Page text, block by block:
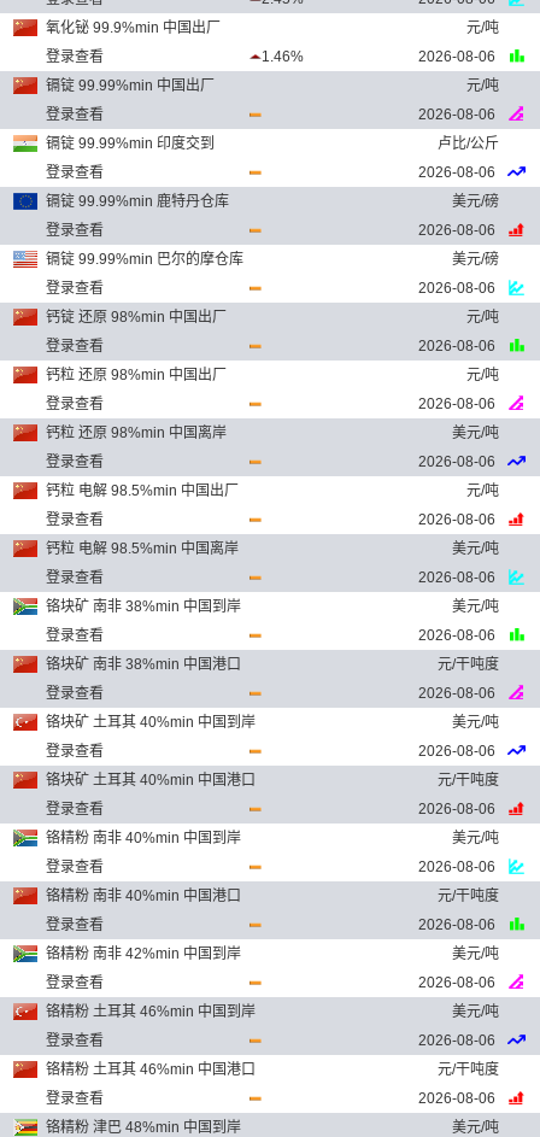
氧化铋 99.9%min 中国出厂
元/吨
登录查看
1.46%
2026-08-06
镉锭 99.99%min 中国出厂
元/吨
登录查看
2026-08-06
镉锭 99.99%min 印度交到
卢比/公斤
登录查看
2026-08-06
镉锭 99.99%min 鹿特丹仓库
美元/磅
登录查看
2026-08-06
镉锭 99.99%min 巴尔的摩仓库
美元/磅
登录查看
2026-08-06
钙锭 还原 98%min 中国出厂
元/吨
登录查看
2026-08-06
钙粒 还原 98%min 中国出厂
元/吨
登录查看
2026-08-06
钙粒 还原 98%min 中国离岸
美元/吨
登录查看
2026-08-06
钙粒 电解 98.5%min 中国出厂
元/吨
登录查看
2026-08-06
钙粒 电解 98.5%min 中国离岸
美元/吨
登录查看
2026-08-06
铬块矿 南非 38%min 中国到岸
美元/吨
登录查看
2026-08-06
铬块矿 南非 38%min 中国港口
元/干吨度
登录查看
2026-08-06
铬块矿 土耳其 40%min 中国到岸
美元/吨
登录查看
2026-08-06
铬块矿 土耳其 40%min 中国港口
元/干吨度
登录查看
2026-08-06
铬精粉 南非 40%min 中国到岸
美元/吨
登录查看
2026-08-06
铬精粉 南非 40%min 中国港口
元/干吨度
登录查看
2026-08-06
铬精粉 南非 42%min 中国到岸
美元/吨
登录查看
2026-08-06
铬精粉 土耳其 46%min 中国到岸
美元/吨
登录查看
2026-08-06
铬精粉 土耳其 46%min 中国港口
元/干吨度
登录查看
2026-08-06
铬精粉 津巴 48%min 中国到岸
美元/吨